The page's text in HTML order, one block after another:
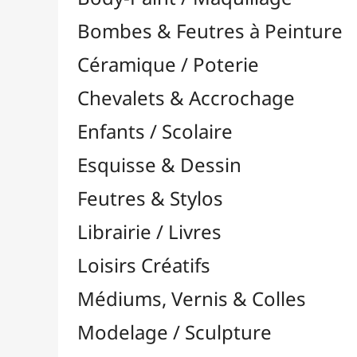
Feutres & Stylos
Librairie / Livres
Loisirs Créatifs
Médiums, Vernis & Colles
Modelage / Sculpture
Peintures / Couleurs
Résines / Moulage
Supports Dessin & Peinture
Blocs & Pochettes
Cartons Entoilés
Cartons Prédessinés
Châssis Entoilés

Grands Papiers & Rouleaux 
Papiers Calque / Transfert